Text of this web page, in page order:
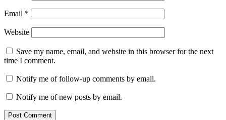
Email *
Website
Save my name, email, and website in this browser for the next
time I comment.
Notify me of follow-up comments by email.
Notify me of new posts by email.